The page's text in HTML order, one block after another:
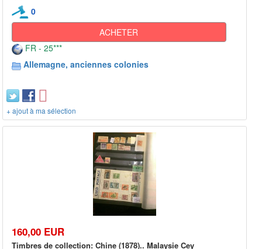
0
ACHETER
FR - 25***
Allemagne, anciennes colonies
+ ajout à ma sélection
160,00 EUR
Timbres de collection: Chine (1878).. Malaysie Cey